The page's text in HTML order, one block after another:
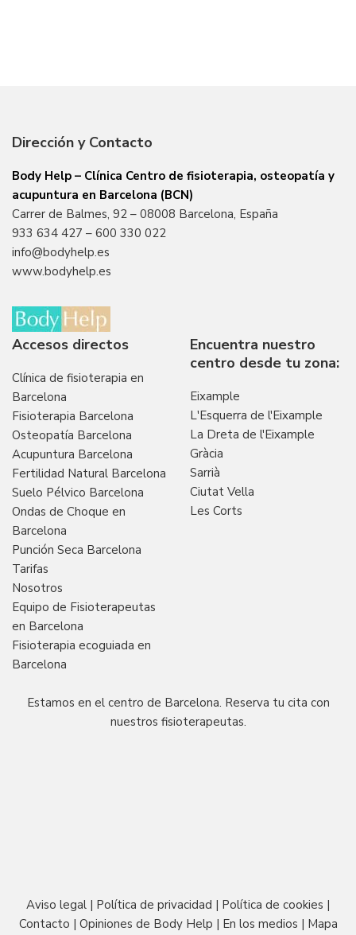
Dirección y Contacto
Body Help – Clínica Centro de fisioterapia, osteopatía y
acupuntura en Barcelona (BCN)
Carrer de Balmes, 92 – 08008 Barcelona, España
933 634 427 – 600 330 022
info@bodyhelp.es
www.bodyhelp.es
Accesos directos
Clínica de fisioterapia en
Barcelona
Fisioterapia Barcelona
Osteopatía Barcelona
Acupuntura Barcelona
Fertilidad Natural Barcelona
Suelo Pélvico Barcelona
Ondas de Choque en
Barcelona
Punción Seca Barcelona
Tarifas
Nosotros
Equipo de Fisioterapeutas
en Barcelona
Fisioterapia ecoguiada en
Barcelona
Encuentra nuestro
centro desde tu zona:
Eixample
L'Esquerra de l'Eixample
La Dreta de l'Eixample
Gràcia
Sarrià
Ciutat Vella
Les Corts
Estamos en el centro de Barcelona. Reserva tu cita con
nuestros fisioterapeutas.
Aviso legal | Política de privacidad | Política de cookies |
Contacto | Opiniones de Body Help | En los medios | Mapa